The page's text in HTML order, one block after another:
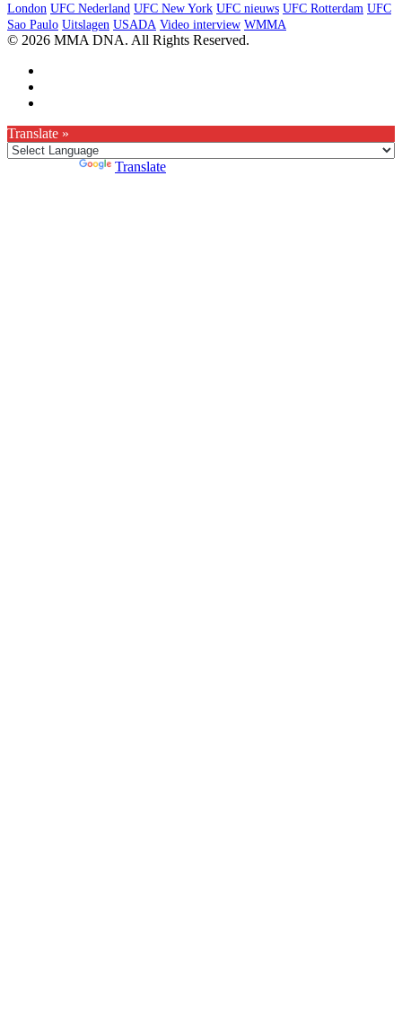
London UFC Nederland UFC New York UFC nieuws UFC Rotterdam UFC
Sao Paulo Uitslagen USADA Video interview WMMA
© 2026 MMA DNA. All Rights Reserved.
Translate »
Translate